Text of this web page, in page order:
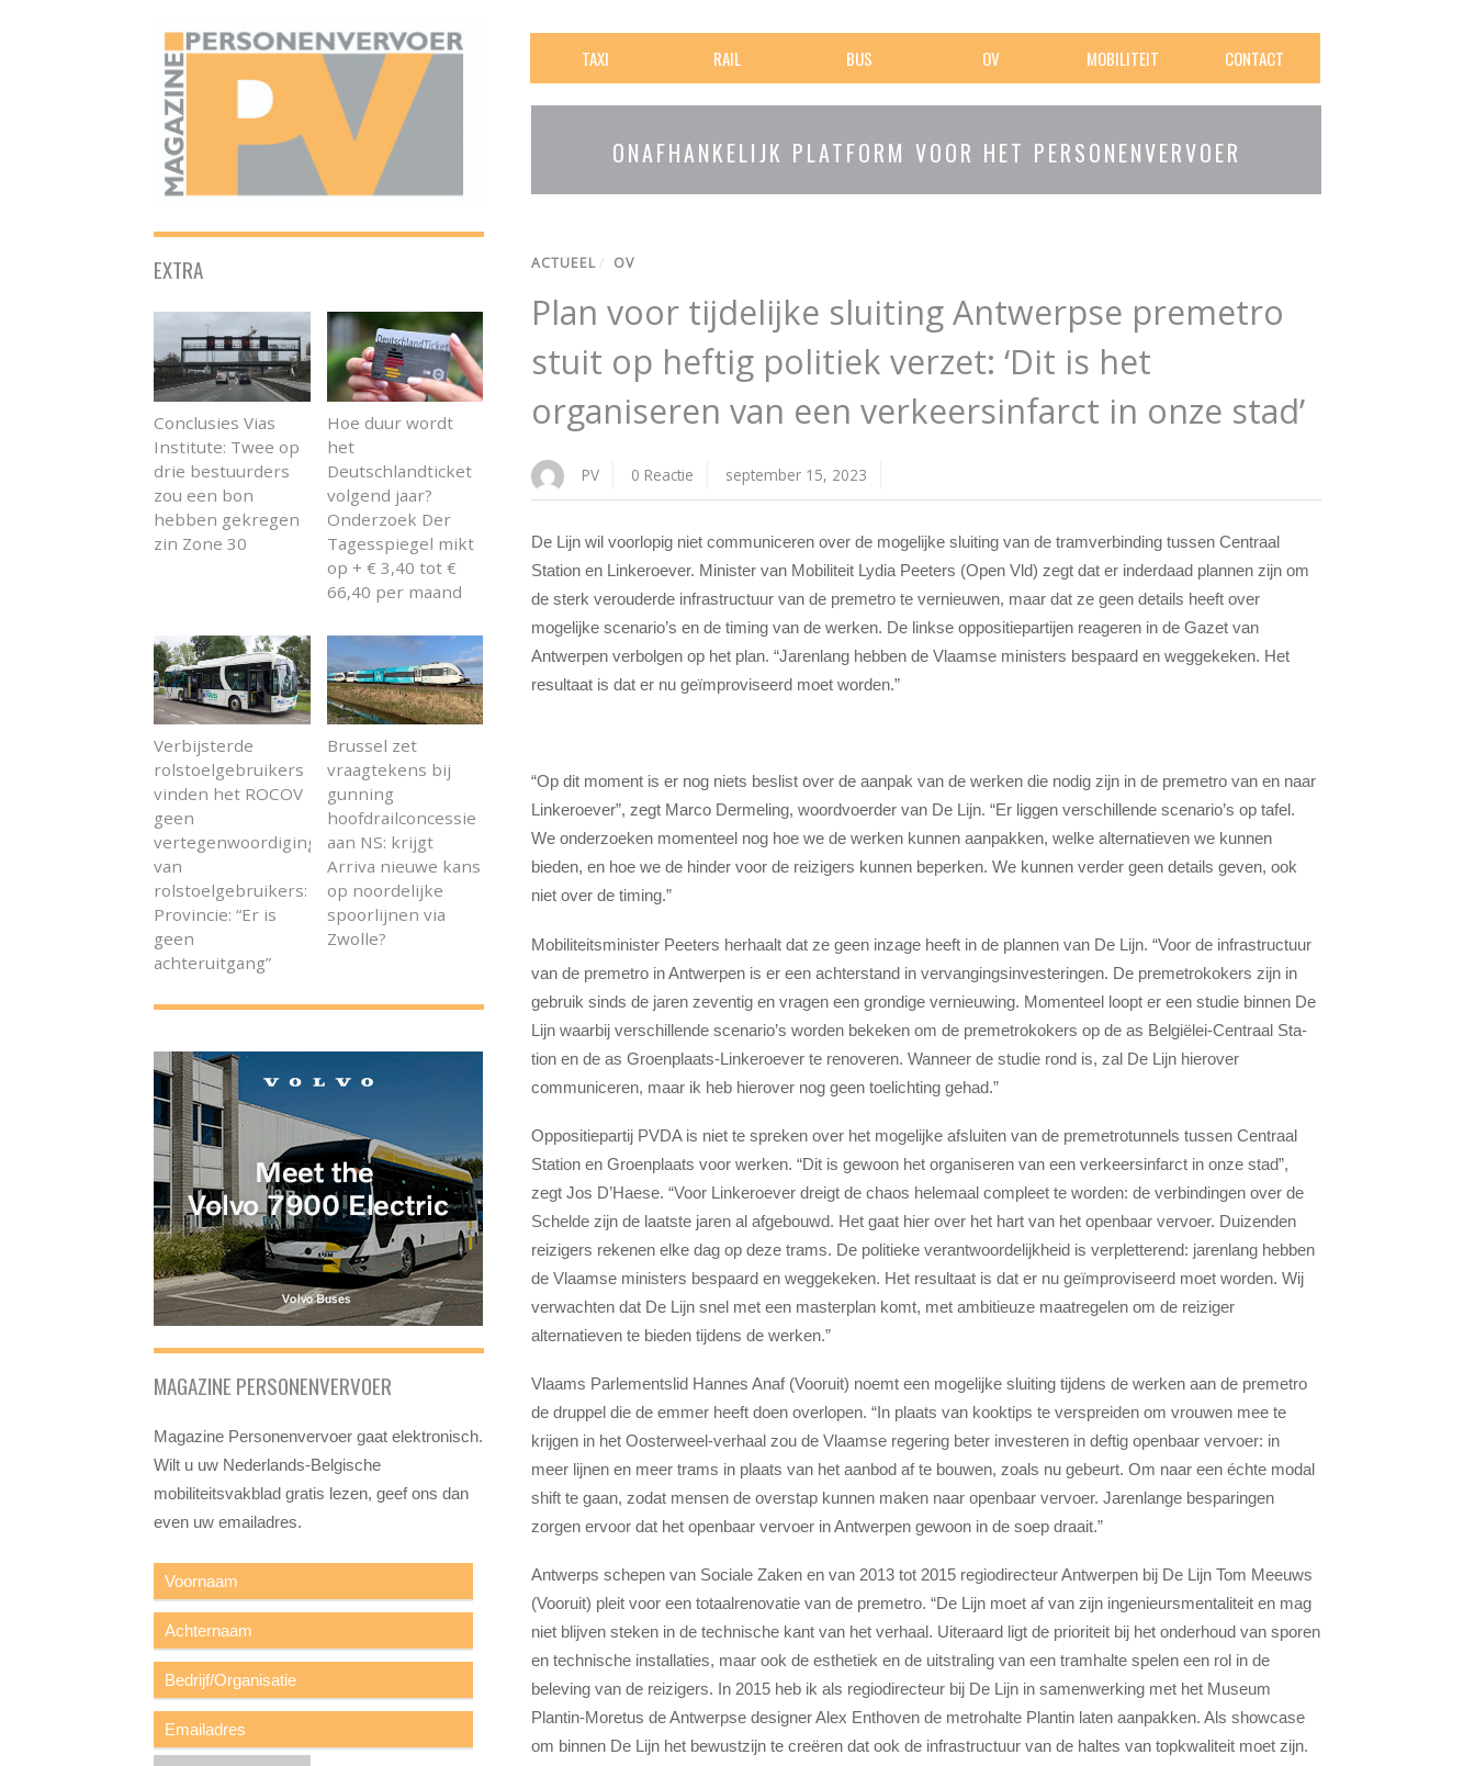
TAXI RAIL BUS OV MOBILITEIT CONTACT
ONAFHANKELIJK PLATFORM VOOR HET PERSONENVERVOER
ACTUEEL/ OV
Plan voor tijdelijke sluiting Antwerpse premetro
stuit op heftig politiek verzet: ‘Dit is het
organiseren van een verkeersinfarct in onze stad’
PV 0 Reactie september 15, 2023
De Lijn wil voorlopig niet communiceren over de mogelijke sluiting van de tramverbinding tussen Centraal
Station en Linkeroever. Minister van Mobiliteit Lydia Peeters (Open Vld) zegt dat er inderdaad plannen zijn om
de sterk verouderde infrastructuur van de premetro te vernieuwen, maar dat ze geen details heeft over
mogelijke scenario’s en de timing van de werken. De linkse oppositiepartijen reageren in de Gazet van
Antwerpen verbolgen op het plan. “Jarenlang hebben de Vlaamse ministers bespaard en weggekeken. Het
resultaat is dat er nu geïmproviseerd moet worden.”
“Op dit moment is er nog niets beslist over de aanpak van de werken die nodig zijn in de premetro van en naar
Linkeroever”, zegt Marco Dermeling, woordvoerder van De Lijn. “Er liggen verschillende scenario’s op tafel.
We onderzoeken momenteel nog hoe we de werken kunnen aanpakken, welke alternatieven we kunnen
bieden, en hoe we de hinder voor de reizigers kunnen beperken. We kunnen verder geen details geven, ook
niet over de timing.”
Mobiliteitsminister Peeters herhaalt dat ze geen inzage heeft in de plannen van De Lijn. “Voor de infrastructuur
van de premetro in Antwerpen is er een achterstand in vervangings­investeringen. De premetrokokers zijn in
gebruik sinds de jaren zeventig en vragen een grondige vernieuwing. Momenteel loopt er een studie binnen De
Lijn waarbij verschillende scenario’s worden bekeken om de premetrokokers op de as Belgiëlei-Centraal Sta­
tion en de as Groenplaats-Linkeroever te renoveren. Wanneer de studie rond is, zal De Lijn hierover
communiceren, maar ik heb hierover nog geen toelichting gehad.”
Oppositiepartij PVDA is niet te spreken over het mogelijke afsluiten van de premetrotunnels tussen Centraal
Station en Groenplaats voor werken. “Dit is gewoon het organiseren van een verkeersinfarct in onze stad”,
zegt Jos D’Haese. “Voor Linkeroever dreigt de chaos helemaal compleet te worden: de verbindingen over de
Schelde zijn de laatste jaren al afgebouwd. Het gaat hier over het hart van het openbaar vervoer. Duizenden
reizigers rekenen elke dag op deze trams. De politieke verantwoordelijkheid is verpletterend: jarenlang hebben
de Vlaamse ministers bespaard en weggekeken. Het resultaat is dat er nu geïmproviseerd moet worden. Wij
verwachten dat De Lijn snel met een masterplan komt, met ambitieuze maatregelen om de reiziger
alternatieven te bieden tijdens de werken.”
Vlaams Parlementslid Hannes Anaf (Vooruit) noemt een mogelijke sluiting tijdens de werken aan de premetro
de druppel die de emmer heeft doen overlopen. “In plaats van kooktips te verspreiden om vrouwen mee te
krijgen in het Oosterweel-verhaal zou de Vlaamse regering beter investeren in deftig openbaar vervoer: in
meer lijnen en meer trams in plaats van het aanbod af te bouwen, zoals nu gebeurt. Om naar een échte modal
shift te gaan, zodat mensen de overstap kunnen maken naar openbaar vervoer. Jarenlange besparingen
zorgen ervoor dat het openbaar vervoer in Antwerpen gewoon in de soep draait.”
Antwerps schepen van Sociale Zaken en van 2013 tot 2015 regiodirecteur Antwerpen bij De Lijn Tom Meeuws
(Vooruit) pleit voor een totaalrenovatie van de premetro. “De Lijn moet af van zijn ingenieursmentaliteit en mag
niet blijven steken in de technische kant van het verhaal. Uiteraard ligt de prioriteit bij het onderhoud van sporen
en technische installaties, maar ook de esthetiek en de uitstraling van een tramhalte spelen een rol in de
beleving van de reizigers. In 2015 heb ik als regiodirecteur bij De Lijn in samenwerking met het Museum
Plantin-Moretus de Antwerpse designer Alex Enthoven de metrohalte Plantin laten aanpakken. Als showcase
om binnen De Lijn het bewustzijn te creëren dat ook de infrastructuur van de haltes van topkwaliteit moet zijn.
EXTRA
Conclusies Vias
Institute: Twee op
drie bestuurders
zou een bon
hebben gekregen
zin Zone 30
Hoe duur wordt
het
Deutschlandticket
volgend jaar?
Onderzoek Der
Tagesspiegel mikt
op + € 3,40 tot €
66,40 per maand
Verbijsterde
rolstoelgebruikers
vinden het ROCOV
geen
vertegenwoordiging
van
rolstoelgebruikers:
Provincie: “Er is
geen
achteruitgang”
Brussel zet
vraagtekens bij
gunning
hoofdrailconcessie
aan NS: krijgt
Arriva nieuwe kans
op noordelijke
spoorlijnen via
Zwolle?
MAGAZINE PERSONENVERVOER
Magazine Personenvervoer gaat elektronisch.
Wilt u uw Nederlands-Belgische
mobiliteitsvakblad gratis lezen, geef ons dan
even uw emailadres.